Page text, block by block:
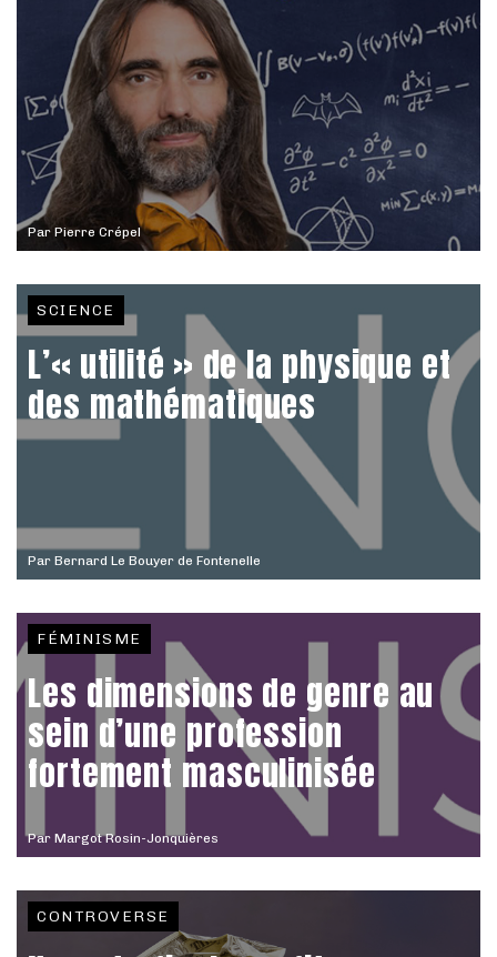
ParPierre Crépel
Par Bernard Le Bouyer de Fontenelle
SCIENCE
L’« utilité » de la physique et
des mathématiques
Par Margot Rosin-Jonquières
FÉMINISME
Les dimensions de genre au
sein d’une profession
fortement masculinisée
CONTROVERSE